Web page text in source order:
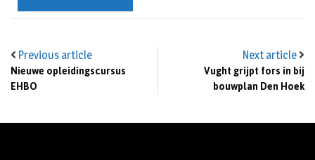
Previous article
Nieuwe opleidingscursus
EHBO
Next article
Vught grijpt fors in bij
bouwplan Den Hoek